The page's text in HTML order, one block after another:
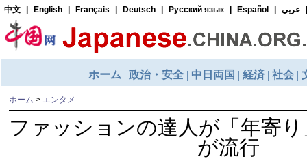
ホーム > エンタメ
ファッションの達人が「年寄
が流行